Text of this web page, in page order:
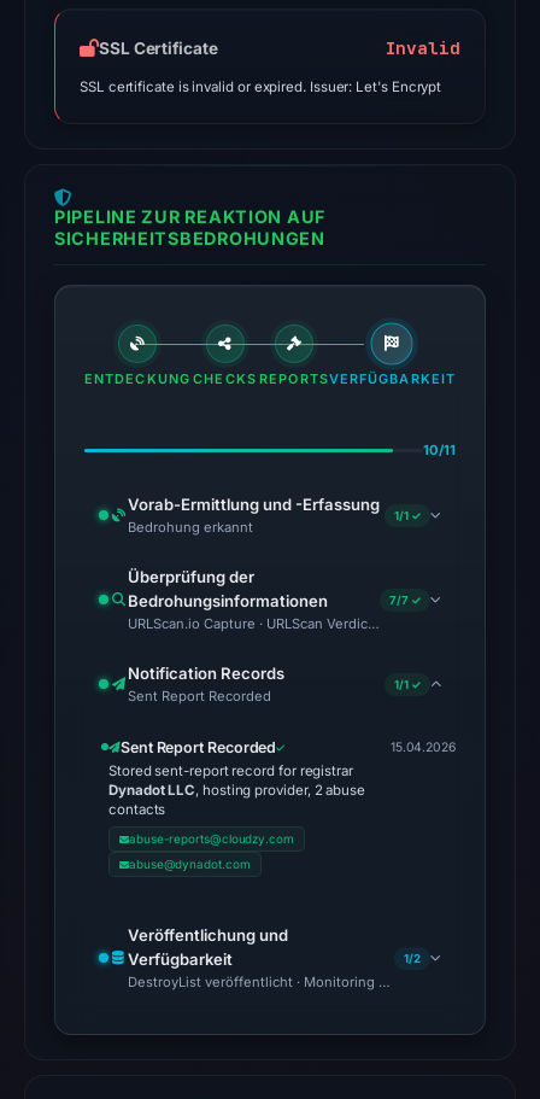
Forcepoint
SOCRadar
on
Jul
2026
at
03:05
The
blocklist
snapshot
contained
no
matches
Aug
2026
at
UTC.
URLQuery
no
positive
detection.
SSL Certificate Invalid
SSL certificate is invalid or expired. Issuer: Let's Encrypt
PIPELINE ZUR REAKTION AUF
SICHERHEITSBEDROHUNGEN
ENTDECKUNG CHECKS REPORTSVERFÜGBARKEIT
10/11
Vorab-Ermittlung und -Erfassung
Bedrohung erkannt
1/1 ✓
Überprüfung der
Bedrohungsinformationen
URLScan.io Capture · URLScan Verdict · Cloudflare Radar
7/7 ✓
Notification Records
Sent Report Recorded
1/1 ✓
Sent Report Recorded
Stored sent-report record for registrar
Dynadot LLC, hosting provider, 2 abuse
contacts
abuse-reports@cloudzy.com
abuse@dynadot.com
15.04.2026
Veröffentlichung und
Verfügbarkeit
DestroyList veröffentlicht · Monitoring Continues
1/2